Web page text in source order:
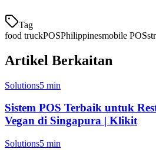
Tag
food truckPOSPhilippinesmobile POS
Artikel Berkaitan
Solutions5 min
Sistem POS Terbaik untuk
Vegan di Singapura | Klikit
Solutions5 min